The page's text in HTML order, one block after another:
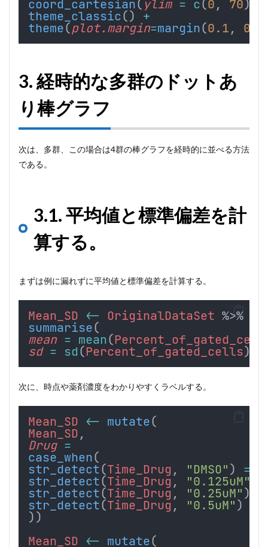
coord_cartesian(ylim = c(0, 70),
theme_classic() +
theme(plot.margin=margin(0.1, 0.1
3. 経時的な多群のドットあ
り棒グラフ
次は、多群、この場合は4群の棒グラフを経時的に並べる方法
である。
3.1. 平均値と標準偏差を計
算する。
まずは例に漏れずに平均値と標準偏差を計算する。
Mean_SD <- OriginalDataSet %>%
summarise(
mean = mean(
sd = sd(Percent_of_gated_cells))
次に、時点や薬剤濃度をわかりやすくラベルする。
Mean_SD <- mutate(
Mean_SD,
Drug =
case_when(
str_detect(Time_Drug, "DMSO") ==
str_detect(Time_Drug, "0.125uM"
str_detect(Time_Drug, "0.25uM")
str_detect(Time_Drug, "0.5uM")
))
Mean_SD <- mutate(